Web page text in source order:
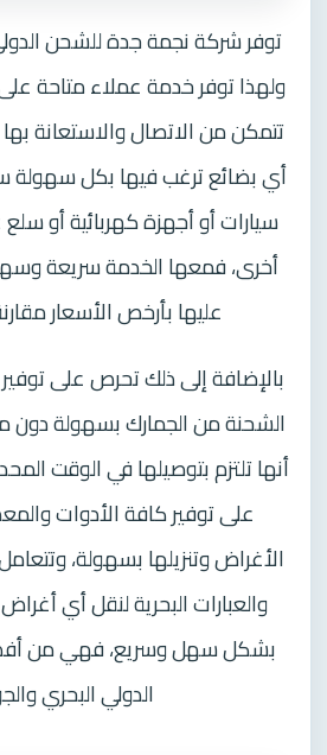
توفر شركة نجمة جدة للشحن
تتمكن من الاتصال والاستعانة
أي بضائع ترغب فيها بكل سهولة
سيارات أو أجهزة كهربائية أو
أخرى، فمعها الخدمة سريعة
عليها بأرخص الأسعار
بالإضافة إلى ذلك تحرص على
الشحنة من الجمارك بسهولة دون
أنها تلتزم بتوصيلها في الوقت
على توفير كافة الأدوات
الأغراض وتنزيلها بسهولة،
والعبارات البحرية لنقل أي
بشكل سهل وسريع، فهي من
الدولي البحري